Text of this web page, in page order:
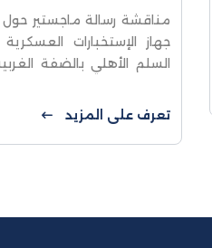
مناقشة رسالة ماجستير
جهاز الإستخبارات
السلم الأهلي بالضفة
العليا والبحث العلمي
الاستقلال اليوم السبت ...
تعرف على المزيد